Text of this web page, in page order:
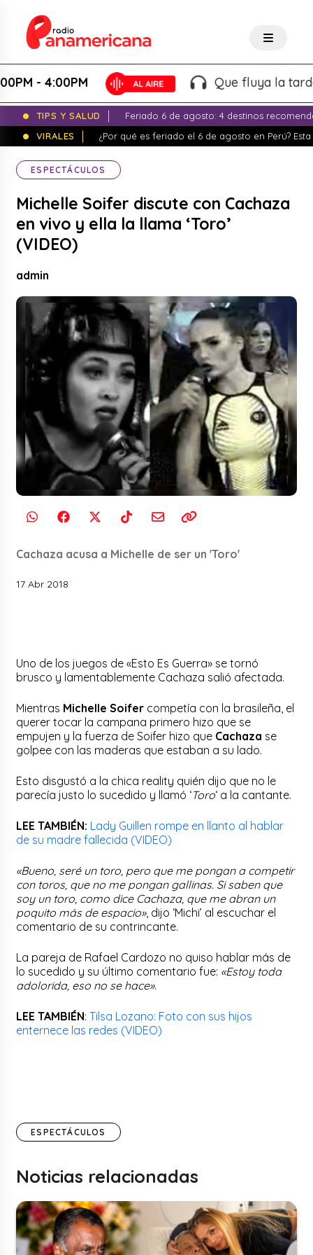
- 4:00PM Que fluya la tarde! -
TIPS Y SALUD
Feriado 6 de agosto: 4 destinos
VIRALES
¿Por qué es feriado el 6 de agosto en Perú?
ESPECTÁCULOS
Michelle Soifer discute con Cachaza
en vivo y ella la llama ‘Toro’
(VIDEO)
admin
Cachaza acusa a Michelle de ser un 'Toro'
17 Abr 2018
Uno de los juegos de «Esto Es Guerra» se tornó
brusco y lamentablemente Cachaza salió afectada.
Mientras Michelle Soifer competía con la brasileña, el
querer tocar la campana primero hizo que se
empujen y la fuerza de Soifer hizo que Cachaza se
golpee con las maderas que estaban a su lado.
Esto disgustó a la chica reality quién dijo que no le
parecía justo lo sucedido y llamó ‘Toro‘ a la cantante.
LEE TAMBIÉN: Lady Guillen rompe en llanto al hablar
de su madre fallecida (VIDEO)
«Bueno, seré un toro, pero que me pongan a competir
con toros, que no me pongan gallinas. Si saben que
soy un toro, como dice Cachaza, que me abran un
poquito más de espacio», dijo ‘Michi’ al escuchar el
comentario de su contrincante.
La pareja de Rafael Cardozo no quiso hablar más de
lo sucedido y su último comentario fue: «Estoy toda
adolorida, eso no se hace».
LEE TAMBIÉN:Tilsa Lozano: Foto con sus hijos
enternece las redes (VIDEO)
ESPECTÁCULOS
Noticias relacionadas